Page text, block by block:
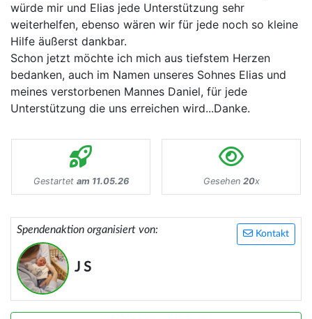
würde mir und Elias jede Unterstützung sehr
weiterhelfen, ebenso wären wir für jede noch so kleine
Hilfe äußerst dankbar.
Schon jetzt möchte ich mich aus tiefstem Herzen
bedanken, auch im Namen unseres Sohnes Elias und
meines verstorbenen Mannes Daniel, für jede
Unterstützung die uns erreichen wird...Danke.
Gestartet am 11.05.26 Gesehen 20x
Kontakt
Spendenaktion organisiert von:
J S